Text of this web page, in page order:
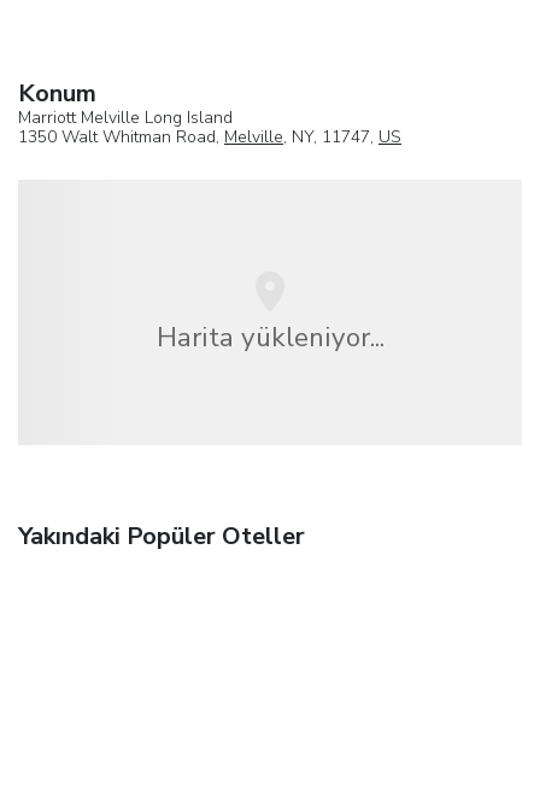
Konum
Marriott Melville Long Island
1350 Walt Whitman Road, Melville, NY, 11747, US
Harita yükleniyor...
Yakındaki Popüler Oteller